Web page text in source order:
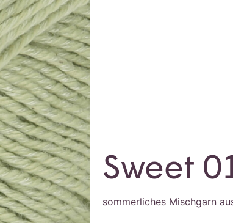
Sweet
sommerliches Mischgarn